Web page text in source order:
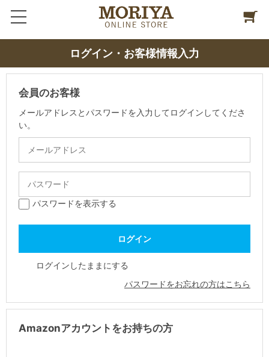
ログイン・お客様情報入力
会員のお客様
メールアドレスとパスワードを入力してログインしてくださ
い。
パスワードを表示する
ログインしたままにする
パスワードをお忘れの方はこちら
Amazonアカウントをお持ちの方